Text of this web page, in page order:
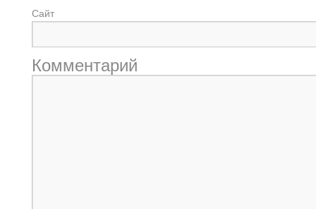
Сайт
Комментарий